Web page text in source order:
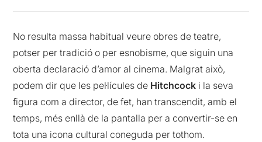
No resulta massa habitual veure obres de teatre,
potser per tradició o per esnobisme, que siguin una
oberta declaració d’amor al cinema. Malgrat això,
podem dir que les pel·lícules de Hitchcock i la seva
figura com a director, de fet, han transcendit, amb el
temps, més enllà de la pantalla per a convertir-se en
tota una icona cultural coneguda per tothom.